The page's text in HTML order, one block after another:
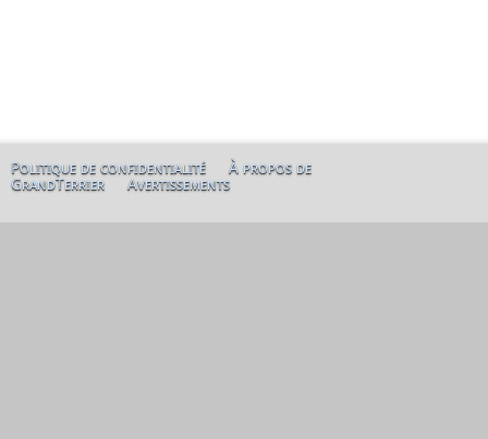
Politique de confidentialité À propos de
GrandTerrier Avertissements